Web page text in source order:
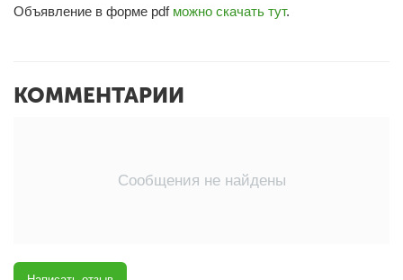
Объявление в форме pdf можно скачать тут.
КОММЕНТАРИИ
Сообщения не найдены